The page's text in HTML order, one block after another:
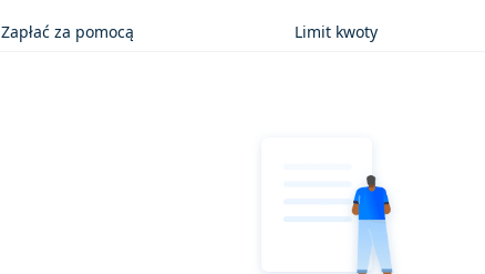
Zapłać za pomocą Limit kwoty